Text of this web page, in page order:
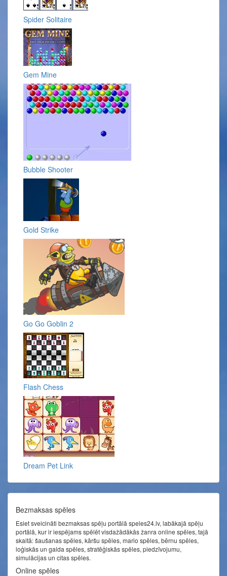
Spider Solitaire
Gem Mine
Bubble Shooter
Gold Strike
Go Go Goblin 2
Flash Chess
Dream Pet Link
Bezmaksas spēles
Esiet sveicināti bezmaksas spēļu portālā speles24.lv, labākajā spēļu
portālā, kur ir iespējams spēlēt visdažādākās žanra online spēles, tajā
skaitā: šaušanas spēles, kāršu spēles, mario spēles, bērnu spēles,
loģiskās un galda spēles, stratēģiskās spēles, piedzīvojumu,
simulācijas un citas spēles.
Online spēles